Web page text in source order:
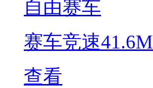
自由赛车
赛车竞速41.6M
查看